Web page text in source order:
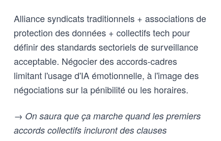
Alliance syndicats traditionnels + associations de
protection des données + collectifs tech pour
définir des standards sectoriels de surveillance
acceptable. Négocier des accords-cadres
limitant l'usage d'IA émotionnelle, à l'image des
négociations sur la pénibilité ou les horaires.
→ On saura que ça marche quand les premiers
accords collectifs incluront des clauses